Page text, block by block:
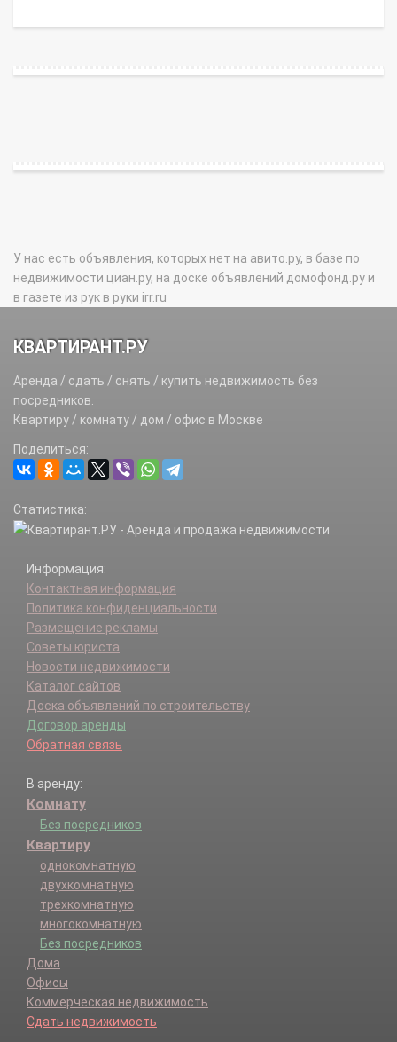
У нас есть объявления, которых нет на авито.ру, в базе по
недвижимости циан.ру, на доске объявлений домофонд.ру и
в газете из рук в руки irr.ru
КВАРТИРАНТ.РУ
Аренда / сдать / снять / купить недвижимость без
посредников.
Квартиру / комнату / дом / офис в Москве
Поделиться:
Статистика:
Информация:
Контактная информация
Политика конфиденциальности
Размещение рекламы
Советы юриста
Новости недвижимости
Каталог сайтов
Доска объявлений по строительству
Договор аренды
Обратная связь
В аренду:
Комнату
Без посредников
Квартиру
однокомнатную
двухкомнатную
трехкомнатную
многокомнатную
Без посредников
Дома
Офисы
Коммерческая недвижимость
Сдать недвижимость